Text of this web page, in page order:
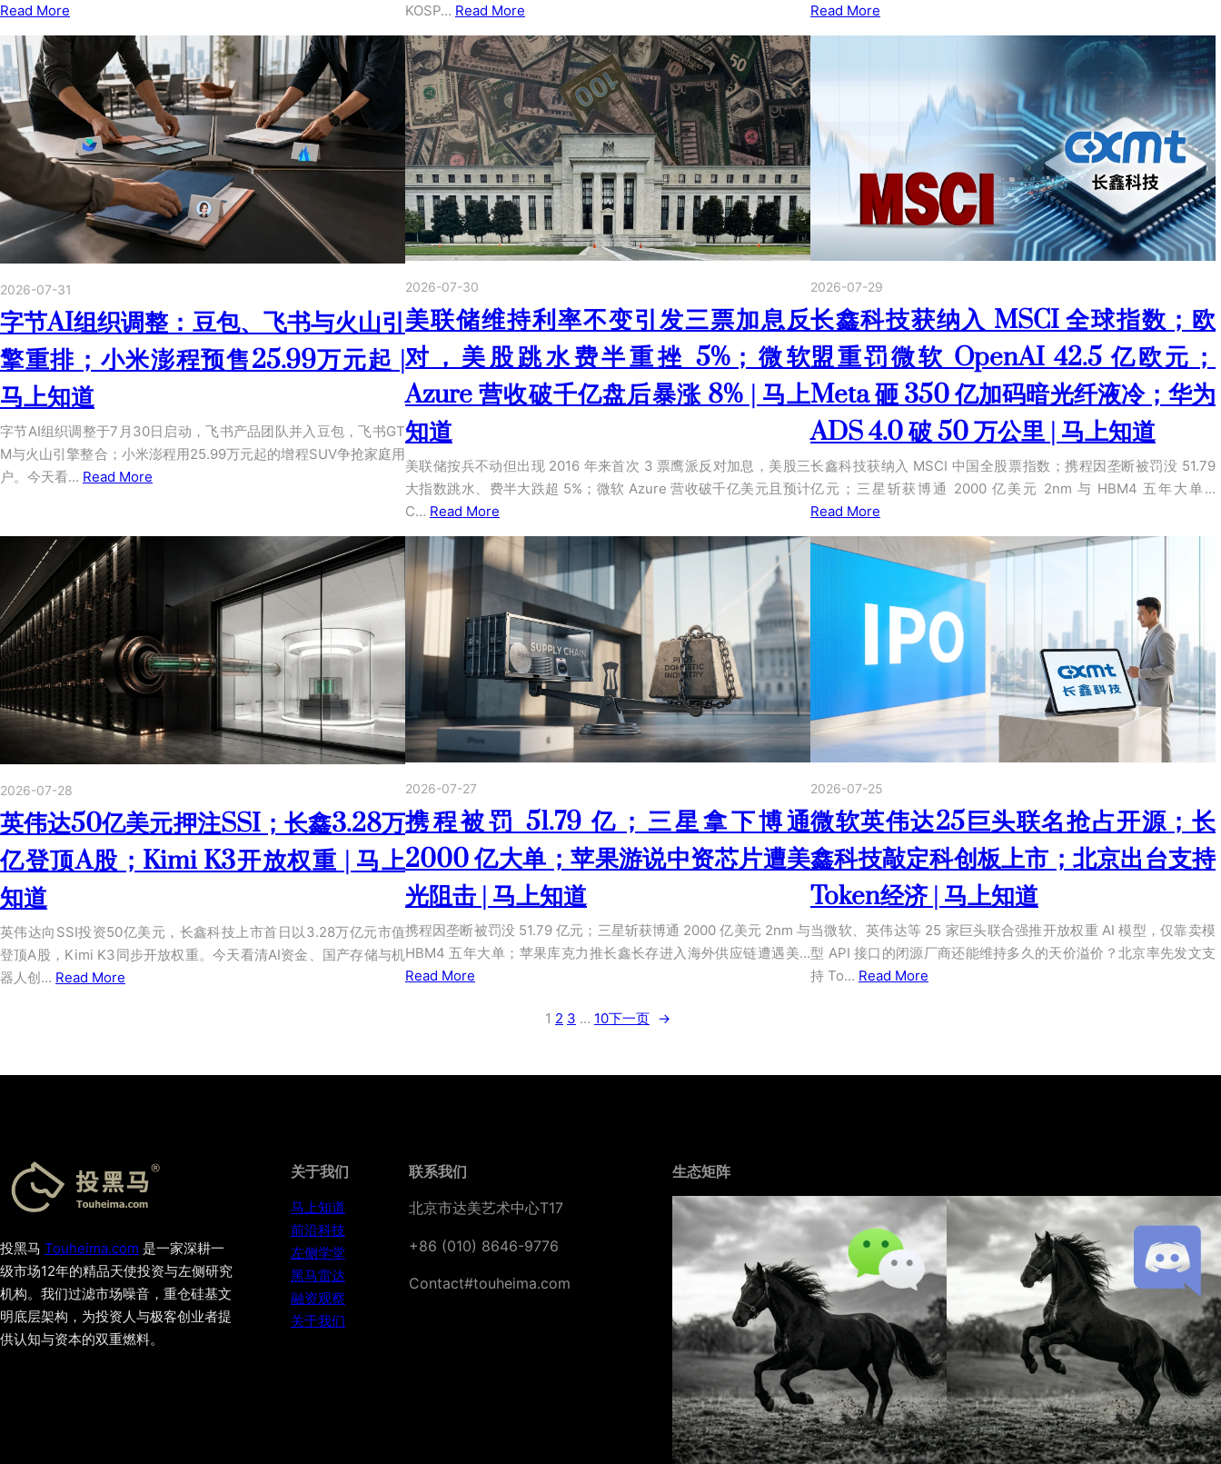
Read More
KOSP… Read More
Read More
2026-07-31
字节AI组织调整：豆包、飞书与火山引
擎重排；小米澎程预售25.99万元起 |
马上知道
字节AI组织调整于7月30日启动，飞书产品团队并入豆包，飞书GT
M与火山引擎整合；小米澎程用25.99万元起的增程SUV争抢家庭用
户。今天看… Read More
2026-07-30
美联储维持利率不变引发三票加息反
对，美股跳水费半重挫 5%；微软
Azure 营收破千亿盘后暴涨 8% | 马上
知道
美联储按兵不动但出现 2016 年来首次 3 票鹰派反对加息，美股三
大指数跳水、费半大跌超 5%；微软 Azure 营收破千亿美元且预计
C… Read More
2026-07-29
长鑫科技获纳入 MSCI 全球指数；欧
盟重罚微软 OpenAI 42.5 亿欧元；
Meta 砸 350 亿加码暗光纤液冷；华为
ADS 4.0 破 50 万公里 | 马上知道
长鑫科技获纳入 MSCI 中国全股票指数；携程因垄断被罚没 51.79
亿元；三星斩获博通 2000 亿美元 2nm 与 HBM4 五年大单…
Read More
2026-07-28
英伟达50亿美元押注SSI；长鑫3.28万
亿登顶A股；Kimi K3开放权重 | 马上
知道
英伟达向SSI投资50亿美元，长鑫科技上市首日以3.28万亿元市值
登顶A股，Kimi K3同步开放权重。今天看清AI资金、国产存储与机
器人创… Read More
2026-07-27
携程被罚 51.79 亿；三星拿下博通
2000 亿大单；苹果游说中资芯片遭美
光阻击 | 马上知道
携程因垄断被罚没 51.79 亿元；三星斩获博通 2000 亿美元 2nm 与
HBM4 五年大单；苹果库克力推长鑫长存进入海外供应链遭遇美…
Read More
2026-07-25
微软英伟达25巨头联名抢占开源；长
鑫科技敲定科创板上市；北京出台支持
Token经济 | 马上知道
当微软、英伟达等 25 家巨头联合强推开放权重 AI 模型，仅靠卖模
型 API 接口的闭源厂商还能维持多久的天价溢价？北京率先发文支
持 To… Read More
1 2 3 … 10下一页 →
投黑马 Touheima.com 是一家深耕一
级市场12年的精品天使投资与左侧研究
机构。我们过滤市场噪音，重仓硅基文
明底层架构，为投资人与极客创业者提
供认知与资本的双重燃料。
关于我们
马上知道
前沿科技
左侧学堂
黑马雷达
融资观察
关于我们
联系我们
北京市达美艺术中心T17
+86 (010) 8646-9776
Contact#touheima.com
生态矩阵